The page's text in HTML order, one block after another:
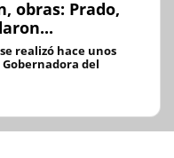
obras: Prado,
realizó hace unos
del